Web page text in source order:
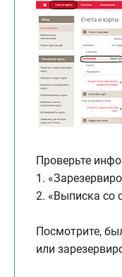
Проверьте
1.
2. «Выписка со
Посмотрите,
или